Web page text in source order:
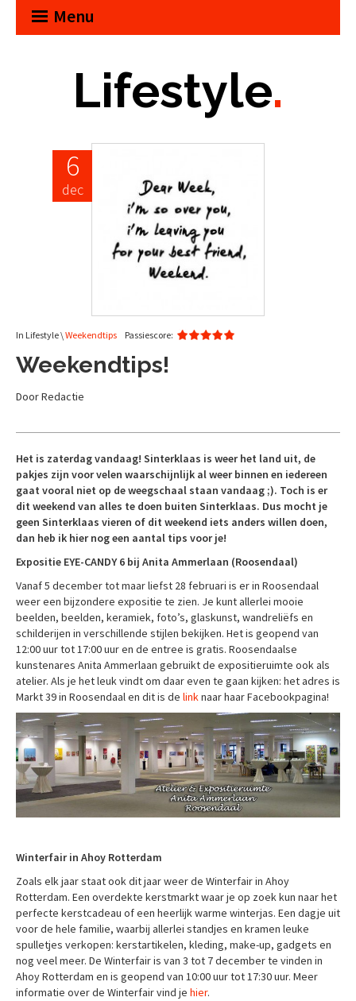
Menu
Lifestyle.
6
dec
In Lifestyle \Weekendtips Passiescore:
Weekendtips!
Door Redactie
Het is zaterdag vandaag! Sinterklaas is weer het land uit, de
pakjes zijn voor velen waarschijnlijk al weer binnen en iedereen
gaat vooral niet op de weegschaal staan vandaag ;). Toch is er
dit weekend van alles te doen buiten Sinterklaas. Dus mocht je
geen Sinterklaas vieren of dit weekend iets anders willen doen,
dan heb ik hier nog een aantal tips voor je!
Expositie EYE-CANDY 6 bij Anita Ammerlaan (Roosendaal)
Vanaf 5 december tot maar liefst 28 februari is er in Roosendaal
weer een bijzondere expositie te zien. Je kunt allerlei mooie
beelden, beelden, keramiek, foto’s, glaskunst, wandreliëfs en
schilderijen in verschillende stijlen bekijken. Het is geopend van
12:00 uur tot 17:00 uur en de entree is gratis. Roosendaalse
kunstenares Anita Ammerlaan gebruikt de expositieruimte ook als
atelier. Als je het leuk vindt om daar even te gaan kijken: het adres is
Markt 39 in Roosendaal en dit is de linknaar haar Facebookpagina!
Winterfair in Ahoy Rotterdam
Zoals elk jaar staat ook dit jaar weer de Winterfair in Ahoy
Rotterdam. Een overdekte kerstmarkt waar je op zoek kun naar het
perfecte kerstcadeau of een heerlijk warme winterjas. Een dagje uit
voor de hele familie, waarbij allerlei standjes en kramen leuke
spulletjes verkopen: kerstartikelen, kleding, make-up, gadgets en
nog veel meer. De Winterfair is van 3 tot 7 december te vinden in
Ahoy Rotterdam en is geopend van 10:00 uur tot 17:30 uur. Meer
informatie over de Winterfair vind je hier.